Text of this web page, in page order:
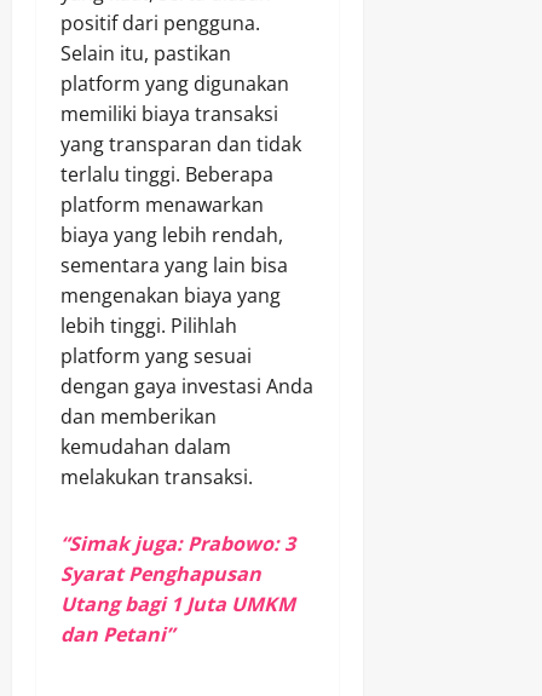
positif dari pengguna.
Selain itu, pastikan
platform yang digunakan
memiliki biaya transaksi
yang transparan dan tidak
terlalu tinggi. Beberapa
platform menawarkan
biaya yang lebih rendah,
sementara yang lain bisa
mengenakan biaya yang
lebih tinggi. Pilihlah
platform yang sesuai
dengan gaya investasi Anda
dan memberikan
kemudahan dalam
melakukan transaksi.
“Simak juga: Prabowo: 3
Syarat Penghapusan
Utang bagi 1 Juta UMKM
dan Petani”